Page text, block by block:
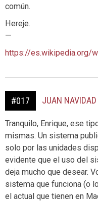
común.
Hereje.
—
https://es.wikipedia.org/
#017 JUAN NAVIDAD
Tranquilo, Enrique, ese
mismas. Un sistema
solo por las unidades
evidente que el uso del
deja mucho que desear.
sistema que funciona (o
el actual que tienen en